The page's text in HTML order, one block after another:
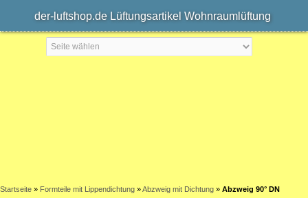
der-luftshop.de Lüftungsartikel Wohnraumlüftung
Startseite » Formteile mit Lippendichtung »Abzweig mit Dichtung » Abzweig 90° DN